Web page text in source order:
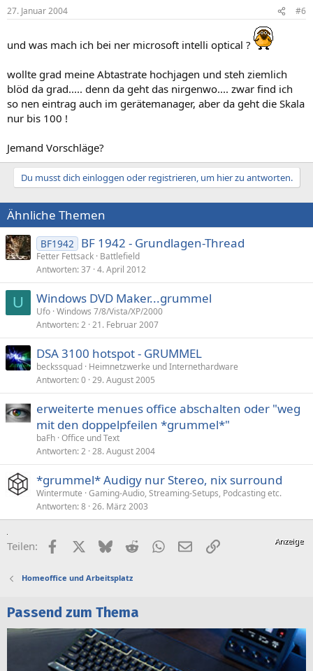
27. Januar 2004 #6
und was mach ich bei ner microsoft intelli optical ?
wollte grad meine Abtastrate hochjagen und steh ziemlich
blöd da grad..... denn da geht das nirgenwo.... zwar find ich
so nen eintrag auch im gerätemanager, aber da geht die Skala
nur bis 100 !
Jemand Vorschläge?
Du musst dich einloggen oder registrieren, um hier zu antworten.
Ähnliche Themen
BF1942 BF 1942 - Grundlagen-Thread
Fetter Fettsack Battlefield
Antworten 37 4. April 2012
U Windows DVD Maker...grummel
Ufo Windows 7/8/Vista/XP/2000
Antworten 2 21. Februar 2007
DSA 3100 hotspot - GRUMMEL
beckssquad Heimnetzwerke und Internethardware
Antworten 0 29. August 2005
erweiterte menues office abschalten oder "weg
mit den doppelpfeilen *grummel*"
baFh Office und Text
Antworten 2 28. August 2004
*grummel* Audigy nur Stereo, nix surround
Wintermute Gaming-Audio, Streaming-Setups, Podcasting etc.
Antworten 8 26. März 2003
Teilen: FacebookX (Twitter)
BlueskyRedditWhatsApp
E-MailLink
Homeoffice und Arbeitsplatz
Passend zum Thema